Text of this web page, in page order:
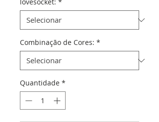
lovesocket: *
Combinação de Cores: *
Quantidade *